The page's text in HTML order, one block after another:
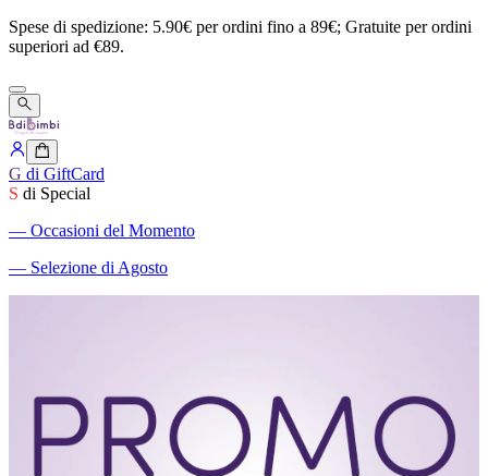
Spese di spedizione: 5.90€ perordini fino a 89€; Gratuite perordini
superiori ad €89.
G di GiftCard
S di Special
― Occasioni del Momento
― Selezione di Agosto